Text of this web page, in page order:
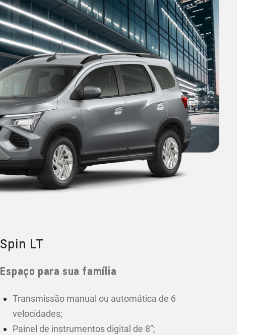
Spin LT
Espaço para sua família
Transmissão manual ou automática de 6
velocidades;
Painel de instrumentos digital de 8”;